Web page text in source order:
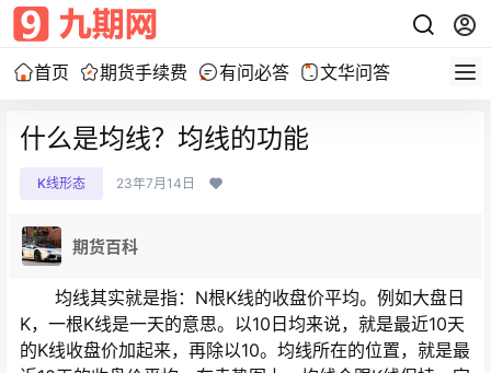
首页 期货手续费 有问必答 文华问答
什么是均线？均线的功能
K线形态 23年7月14日
期货百科
均线其实就是指：N根K线的收盘价平均。例如大盘日
K，一根K线是一天的意思。以10日均来说，就是最近10天
的K线收盘价加起来，再除以10。均线所在的位置，就是最